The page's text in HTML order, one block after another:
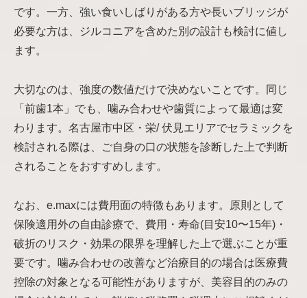
です。一方、強い食いしばりがある方や長いブリッジが
必要な方は、ジルコニアを含めた別の設計も検討に値し
ます。
大切なのは、強度の数値だけで決めないことです。同じ
「前歯1本」でも、噛み合わせや歯質によって最適は変
わります。名古屋市中区・栄/ 伏見エリアでセラミックを
検討される際は、ご自身の口の状態を診断した上で判断
されることをおすすめします。
なお、e.maxには費用面の特徴もあります。原則として
保険適用外の自由診療で、費用・寿命(目安10〜15年)・
破折のリスク・効果の限界を理解した上で選ぶことが重
要です。噛み合わせの改善など治療目的の場合は医療費
控除の対象となる可能性がありますが、美容目的のみの